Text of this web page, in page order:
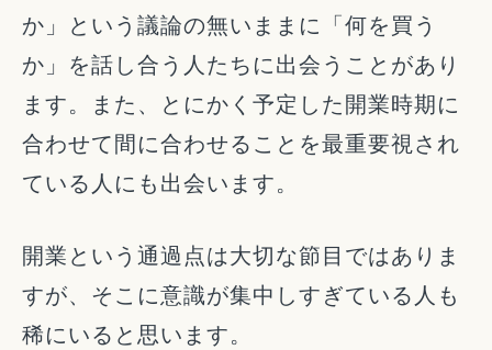
か」という議論の無いままに「何を買う
か」を話し合う人たちに出会うことがあり
ます。また、とにかく予定した開業時期に
合わせて間に合わせることを最重要視され
ている人にも出会います。
開業という通過点は大切な節目ではありま
すが、そこに意識が集中しすぎている人も
稀にいると思います。